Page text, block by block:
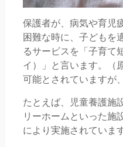
保護者が、病気や育児
困難な時に、子どもを
るサービスを「子育て
イ）」と言います。（
可能とされていますが
たとえば、児童養護施
リーホームといった施
により実施されています